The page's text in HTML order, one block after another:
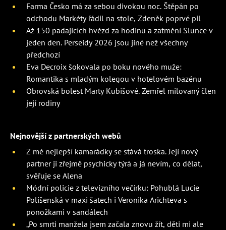
Farma Česko má za sebou divokou noc. Štěpán po
odchodu Markéty řádil na stole, Zdeněk poprvé pil
Až 150 padajících hvězd za hodinu a zatmění Slunce v
jeden den. Perseidy 2026 jsou jiné než všechny
předchozí
Eva Decroix šokovala po boku nového muže:
Romantika s mladým kolegou v hotelovém bazénu
Obrovská bolest Marty Kubišové. Zemřel milovaný člen
její rodiny
Nejnovější z partnerských webů
Z mé nejlepší kamarádky se stává troska. Její nový
partner ji zřejmě psychicky týrá a já nevím, co dělat,
svěřuje se Alena
Módní policie z televizního večírku: Pohublá Lucie
Polišenská v maxi šatech i Veronika Arichteva s
ponožkami v sandálech
„Po smrti manžela jsem začala znovu žít, děti mi ale